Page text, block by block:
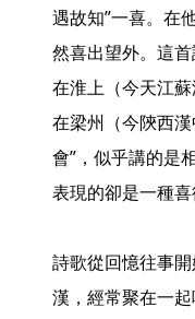
遇故知”一喜。在
然喜出望外。這首
在淮上（今天江
在梁州（今陝西
會”，似乎講的是
表現的卻是一種喜
詩歌從回憶往事
漢，經常聚在一